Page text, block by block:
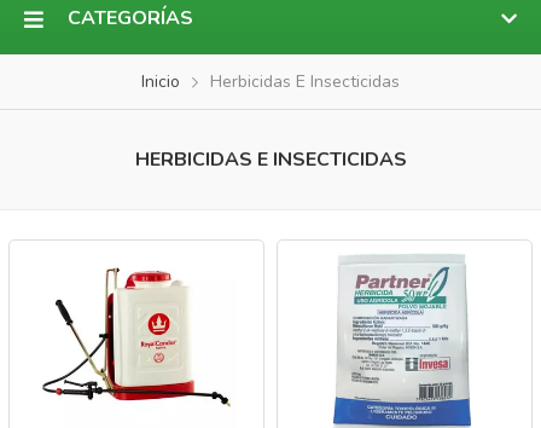
CATEGORÍAS
Inicio Herbicidas E Insecticidas
HERBICIDAS E INSECTICIDAS